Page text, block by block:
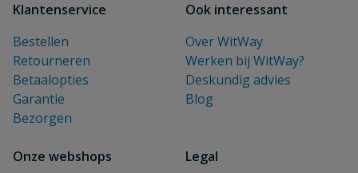
Klantenservice
Bestellen
Retourneren
Betaalopties
Garantie
Bezorgen
Ook interessant
Over WitWay
Werken bij WitWay?
Deskundig advies
Blog
Onze webshops
Legal